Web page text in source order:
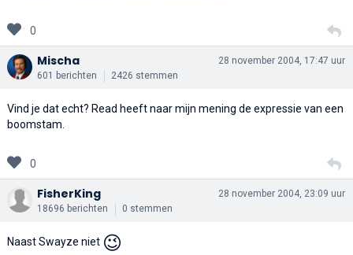
0
Mischa
601 berichten 2426 stemmen
28 november 2004, 17:47 uur
Vind je dat echt? Read heeft naar mijn mening de expressie van een
boomstam.
0
FisherKing
18696 berichten 0 stemmen
28 november 2004, 23:09 uur
Naast Swayze niet 😉